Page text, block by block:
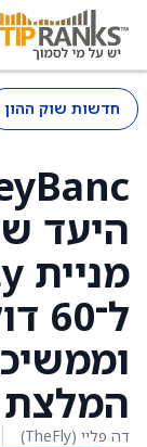
חדשות שוק ההון
היעד
המלצת Buy
דה פליי (TheFly)